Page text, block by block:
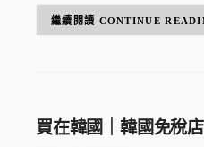
CONTINUE
買在韓國｜韓國免稅